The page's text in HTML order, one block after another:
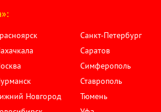
Новгород
Санкт-Петербург
Саратов
Симферополь
Ставрополь
Тюмень